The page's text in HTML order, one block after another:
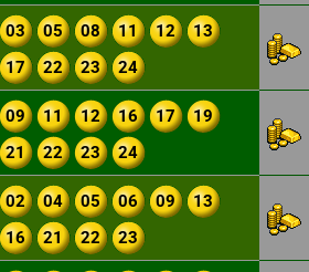
03 05 08 11 12
13
17 22 23 24
09 11 12 16 17
19
21 22 23 24
02 04 05 06 09
13
16 21 22 23